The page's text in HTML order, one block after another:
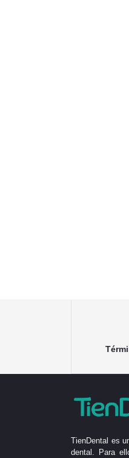
TienDental es
dental. Para